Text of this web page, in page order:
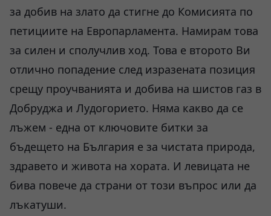
за добив на злато да стигне до Комисията по
петициите на Европарламента. Намирам това
за силен и сполучлив ход. Това е второто Ви
отлично попадение след изразената позиция
срещу проучванията и добива на шистов газ в
Добруджа и Лудогорието. Няма какво да се
лъжем - една от ключовите битки за
бъдещето на България е за чистата природа,
здравето и живота на хората. И левицата не
бива повече да страни от този въпрос или да
лъкатуши.